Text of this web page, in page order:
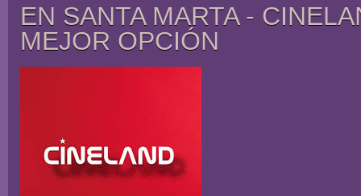
EN SANTA MARTA -
MEJOR OPCIÓN